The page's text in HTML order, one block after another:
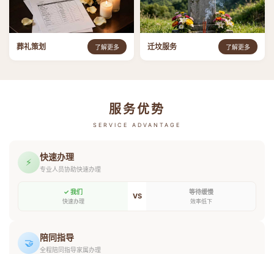
葬礼策划 了解更多 迁坟服务 了解更多
服务优势
SERVICE ADVANTAGE
⚡ 快速办理
专业人员协助快速办理
✓ 我们
快速办理
VS 等待缓慢
效率低下
🤝 陪同指导
全程陪同指导家属办理